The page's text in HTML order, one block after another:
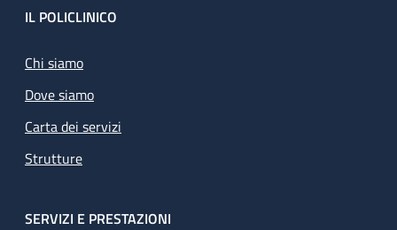
Footer
IL POLICLINICO
Chi siamo
Dove siamo
Carta dei servizi
Strutture
SERVIZI E PRESTAZIONI